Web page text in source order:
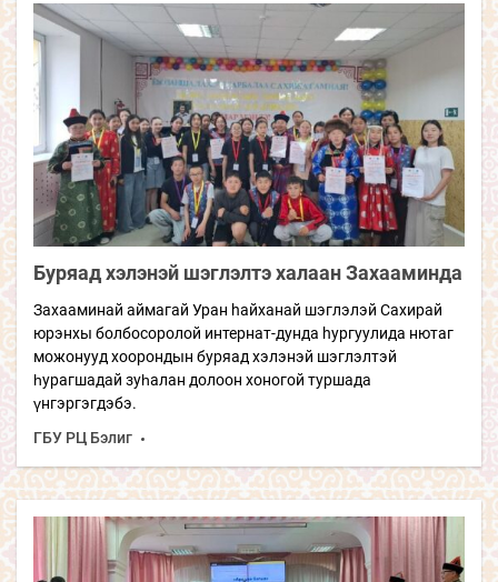
Буряад хэлэнэй шэглэлтэ халаан Захааминда
Захааминай аймагай Уран hайханай шэглэлэй Сахирай
юрэнхы болбосоролой интернат-дунда hургуулида нютаг
можонууд хоорондын буряад хэлэнэй шэглэлтэй
һурагшадай зуһалан долоон хоногой туршада
үнгэргэгдэбэ.
ГБУ РЦ Бэлиг